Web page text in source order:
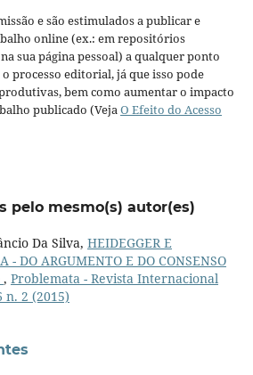
e são estimulados a publicar e
online (ex.: em repositórios
sua página pessoal) a qualquer ponto
processo editorial, já que isso pode
bem como aumentar o impacto
publicado (VejaO Efeito do Acesso
pelo mesmo(s) autor(es)
Da Silva, HEIDEGGER E
- DO ARGUMENTO E DO CONSENSO
, Problemata - Revista Internacional
n. 2 (2015)